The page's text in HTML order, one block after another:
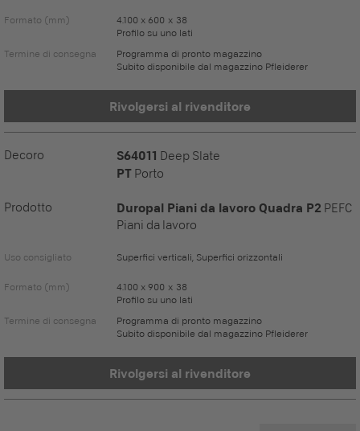
Formato (mm)
4.100 x 600 x 38
Profilo su uno lati
Termine di consegna
Programma di pronto magazzino
Subito disponibile dal magazzino Pfleiderer
Rivolgersi al rivenditore
Decoro S64011 Deep Slate
PT Porto
Prodotto Duropal Piani da lavoro Quadra P2 PEFC
Piani da lavoro
Uso consigliato Superfici verticali, Superfici orizzontali
Formato (mm)
4.100 x 900 x 38
Profilo su uno lati
Termine di consegna
Programma di pronto magazzino
Subito disponibile dal magazzino Pfleiderer
Rivolgersi al rivenditore